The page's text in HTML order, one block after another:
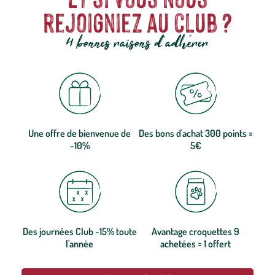
rejoigniez au club ?
4 bonnes raisons d'adhérer
Une offre de bienvenue de
-10%
Des bons d'achat 300 points =
5€
Des journées Club -15% toute
l'année
Avantage croquettes 9
achetées = 1 offert